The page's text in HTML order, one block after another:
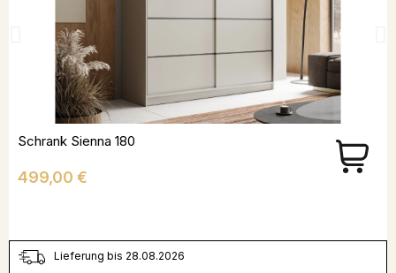
Schrank Sienna 180
Preis
499,00 €
Lieferung bis 28.08.2026